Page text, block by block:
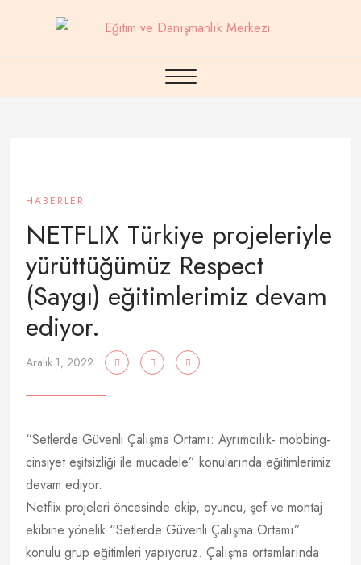
HABERLER
NETFLIX Türkiye projeleriyle
yürüttüğümüz Respect
(Saygı) eğitimlerimiz devam
ediyor.
Aralık 1, 2022
“Setlerde Güvenli Çalışma Ortamı: Ayrımcılık- mobbing-
cinsiyet eşitsizliği ile mücadele” konularında eğitimlerimiz
devam ediyor.
Netflix projeleri öncesinde ekip, oyuncu, şef ve montaj
ekibine yönelik “Setlerde Güvenli Çalışma Ortamı”
konulu grup eğitimleri yapıyoruz. Çalışma ortamlarında